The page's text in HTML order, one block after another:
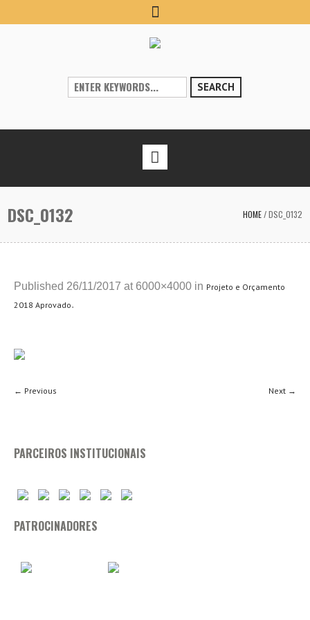
SEARCH
DSC_0132 HOME/DSC_0132
Published 26/11/2017 at 6000×4000 in Projeto e Orçamento
2018 Aprovado.
← Previous Next →
PARCEIROS INSTITUCIONAIS
PATROCINADORES